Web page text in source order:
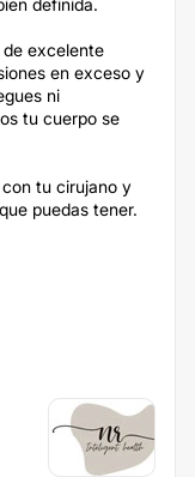
definida.
excelente
en exceso y
ni
tu cuerpo se
tu cirujano y
puedas tener.